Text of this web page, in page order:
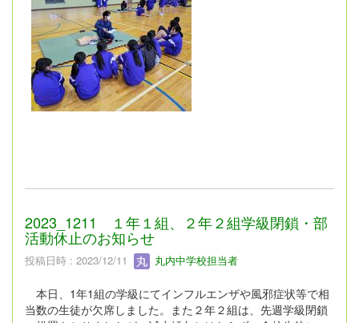
2023_1211 １年１組、２年２組学級閉鎖・部
活動休止のお知らせ
投稿日時 : 2023/12/11 丸内中学校担当者
本日、1年1組の学級にてインフルエンザや風邪症状等で相
当数の生徒が欠席しました。また２年２組は、先週学級閉鎖